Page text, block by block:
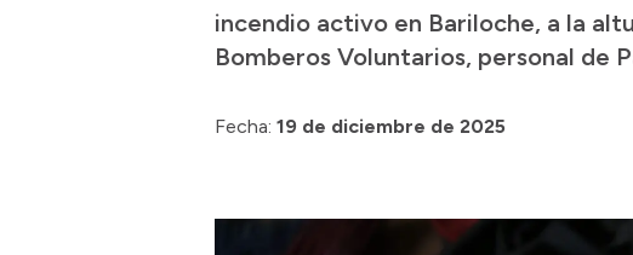
incendio activo en Bariloche, a la
Bomberos Voluntarios, personal de
Fecha: 19 de diciembre de 2025